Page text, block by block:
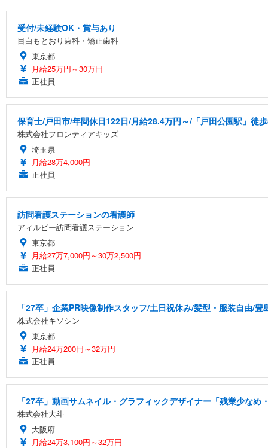
受付/未経験OK・賞与あり
目白もとおり歯科・矯正歯科
東京都
月給25万円～30万円
正社員
保育士/戸田市/年間休日122日/月給28.4万円～/「戸田公園駅」徒
株式会社フロンティアキッズ
埼玉県
月給28万4,000円
正社員
訪問看護ステーションの看護師
アィルビー訪問看護ステーション
東京都
月給27万7,000円～30万2,500円
正社員
「27卒」企業PR映像制作スタッフ/土日祝休み/髪型・服装自由/豊
株式会社キソシン
東京都
月給24万200円～32万円
正社員
「27卒」動画サムネイル・グラフィックデザイナー「残業少な
株式会社大斗
大阪府
月給24万3,100円～32万円